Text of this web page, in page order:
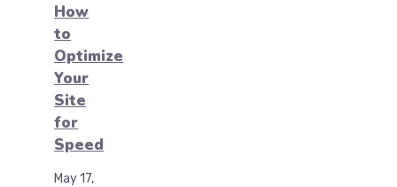
How
to
Optimize
Your
Site
for
Speed
May 17,